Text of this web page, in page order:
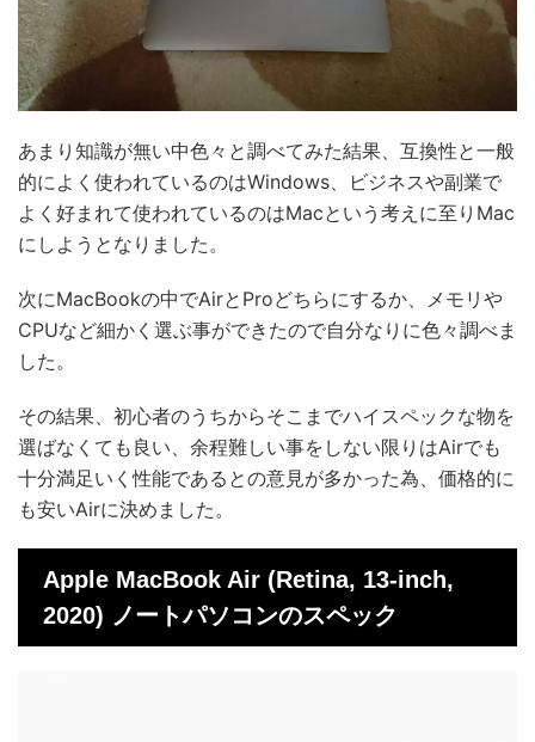
あまり知識が無い中色々と調べてみた結果、互換性と一般
的によく使われているのはWindows、ビジネスや副業で
よく好まれて使われているのはMacという考えに至りMac
にしようとなりました。
次にMacBookの中でAirとProどちらにするか、メモリや
CPUなど細かく選ぶ事ができたので自分なりに色々調べま
した。
その結果、初心者のうちからそこまでハイスペックな物を
選ばなくても良い、余程難しい事をしない限りはAirでも
十分満足いく性能であるとの意見が多かった為、価格的に
も安いAirに決めました。
Apple MacBook Air (Retina, 13-inch,
2020) ノートパソコンのスペック